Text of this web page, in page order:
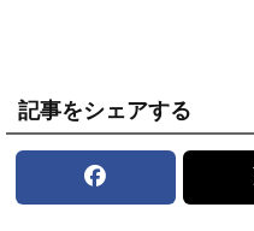
記事をシェアする